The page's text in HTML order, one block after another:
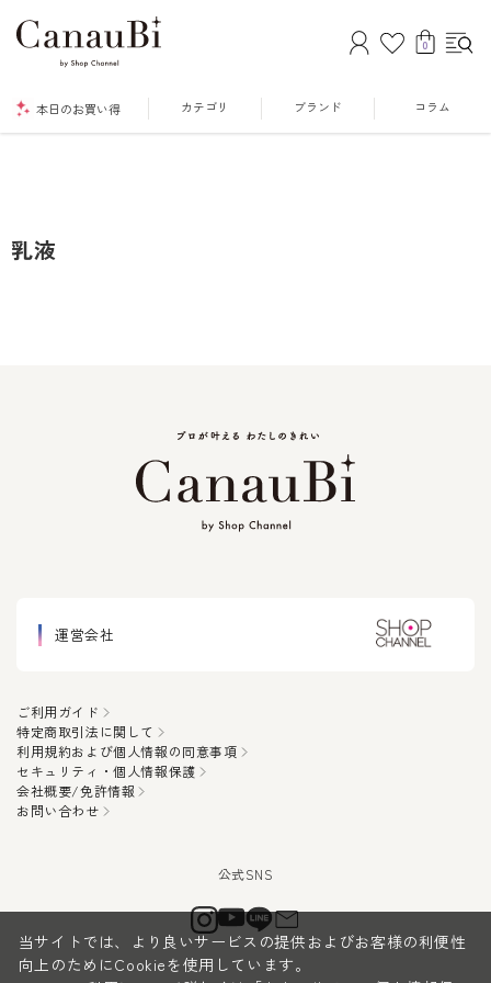
0
本日のお買い得 カテゴリ ブランド コラム
乳液
運営会社
ご利用ガイド
特定商取引法に関して
利用規約および個人情報の同意事項
セキュリティ・個人情報保護
会社概要/免許情報
お問い合わせ
当サイトでは、より良いサービスの提供およびお客様の利便性
向上のためにCookieを使用しています。